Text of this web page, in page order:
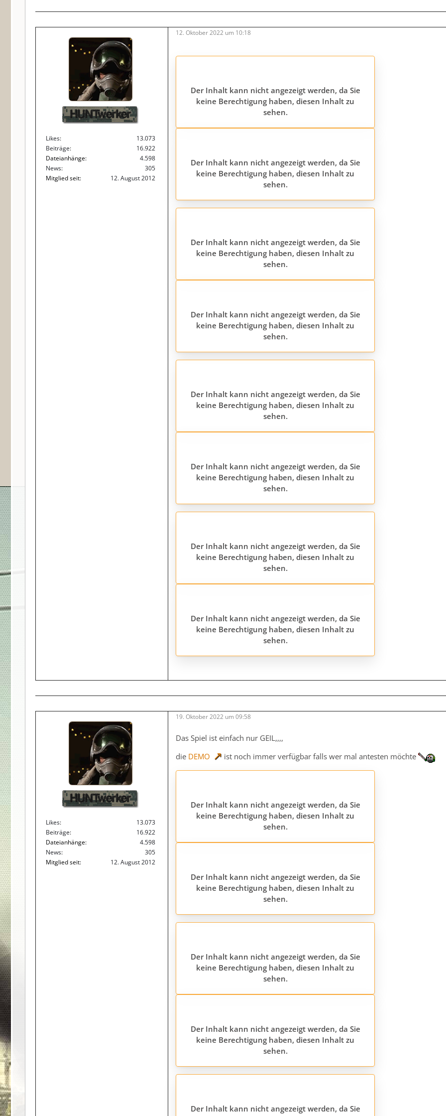
HUNTwerker
Likes
13.073
Beiträge
16.922
Dateianhänge
4.598
News
305
Mitglied seit
12. August 2012
12. Oktober 2022 um 10:18
Der Inhalt kann nicht angezeigt werden, da Sie
keine Berechtigung haben, diesen Inhalt zu
sehen.
Der Inhalt kann nicht angezeigt werden, da Sie
keine Berechtigung haben, diesen Inhalt zu
sehen.
Der Inhalt kann nicht angezeigt werden, da Sie
keine Berechtigung haben, diesen Inhalt zu
sehen.
Der Inhalt kann nicht angezeigt werden, da Sie
keine Berechtigung haben, diesen Inhalt zu
sehen.
Der Inhalt kann nicht angezeigt werden, da Sie
keine Berechtigung haben, diesen Inhalt zu
sehen.
Der Inhalt kann nicht angezeigt werden, da Sie
keine Berechtigung haben, diesen Inhalt zu
sehen.
Der Inhalt kann nicht angezeigt werden, da Sie
keine Berechtigung haben, diesen Inhalt zu
sehen.
Der Inhalt kann nicht angezeigt werden, da Sie
keine Berechtigung haben, diesen Inhalt zu
sehen.
HUNTwerker
Likes
13.073
Beiträge
16.922
Dateianhänge
4.598
News
305
Mitglied seit
12. August 2012
19. Oktober 2022 um 09:58
Das Spiel ist einfach nur GEIL,,,,
die DEMO ist noch immer verfügbar falls wer mal antesten möchte
Der Inhalt kann nicht angezeigt werden, da Sie
keine Berechtigung haben, diesen Inhalt zu
sehen.
Der Inhalt kann nicht angezeigt werden, da Sie
keine Berechtigung haben, diesen Inhalt zu
sehen.
Der Inhalt kann nicht angezeigt werden, da Sie
keine Berechtigung haben, diesen Inhalt zu
sehen.
Der Inhalt kann nicht angezeigt werden, da Sie
keine Berechtigung haben, diesen Inhalt zu
sehen.
Der Inhalt kann nicht angezeigt werden, da Sie